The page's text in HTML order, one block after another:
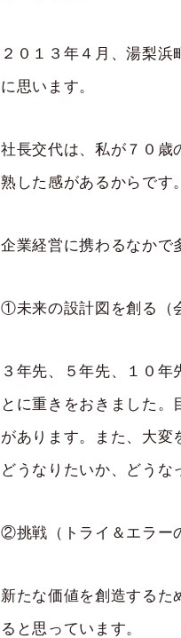
２０１３年４月、湯梨
に思います。
社長交代は、私が７０歳
熟した感があるからです。
企業経営に携わるなかで
①未来の設計図を創る（
３年先、５年先、１０
とに重きをおきました
があります。また、大変
どうなりたいか、どうな
②挑戦（トライ＆エラー
新たな価値を創造するた
ると思っています。